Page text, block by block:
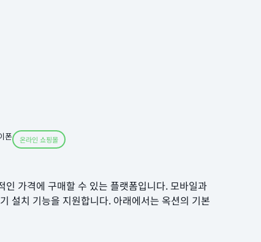
폰 온라인 쇼핑몰
가격에 구매할 수 있는 플랫폼입니다. 모바일과
설치 기능을 지원합니다. 아래에서는 옥션의 기본